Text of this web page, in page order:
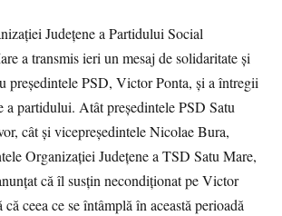
Judeţene a Partidului Social
a transmis ieri un mesaj de solidaritate şi
preşedintele PSD, Victor Ponta, şi a întregii
a partidului. Atât preşedintele PSD Satu
cât şi vicepreşedintele Nicolae Bura,
Organizaţiei Judeţene a TSD Satu Mare,
că îl susţin necondiţionat pe Victor
ceea ce se întâmplă în această perioadă